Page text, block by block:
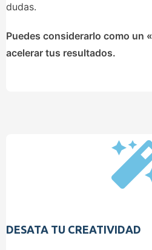
dudas.
Puedes considerarlo como un
acelerar tus resultados.
DESATA TU CREATIVIDAD